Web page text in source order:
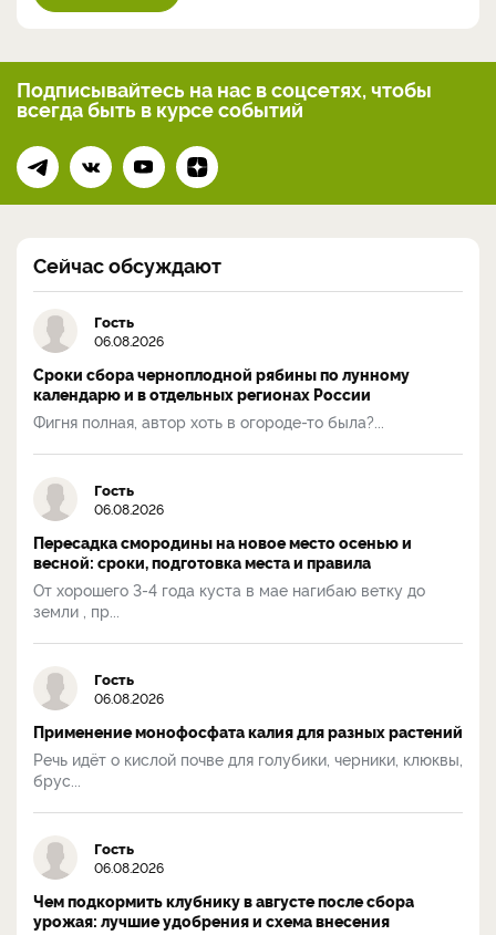
Подписывайтесь на нас в соцсетях, чтобы
всегдабыть в курсе событий
Сейчас обсуждают
Гость
06.08.2026
Сроки сбора черноплодной рябины по лунному
календарю и в отдельных регионах России
Фигня полная, автор хоть в огороде-то была?...
Гость
06.08.2026
Пересадка смородины на новое место осенью и
весной: сроки, подготовка места и правила
От хорошего 3-4 года куста в мае нагибаю ветку до
земли , пр...
Гость
06.08.2026
Применение монофосфата калия для разных растений
Речь идёт о кислой почве для голубики, черники, клюквы,
брус...
Гость
06.08.2026
Чем подкормить клубнику в августе после сбора
урожая: лучшие удобрения и схема внесения